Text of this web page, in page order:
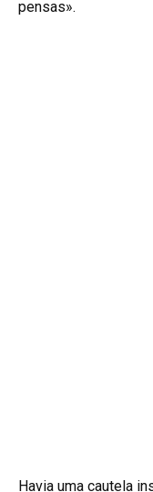
pensas».
Havia uma cautela